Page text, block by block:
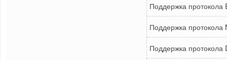
Поддержка
Поддержка
Поддержка протокола